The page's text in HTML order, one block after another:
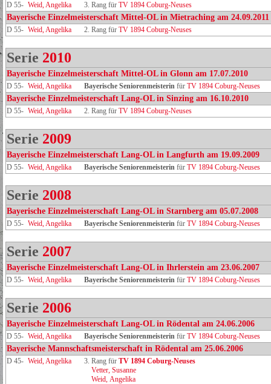
D 55- Weid, Angelika 3. Rang für TV 1894 Coburg-Neuses
Bayerische Einzelmeisterschaft Mittel-OL in Mietraching am 24.09.2011
D 55- Weid, Angelika 2. Rang für TV 1894 Coburg-Neuses
Serie 2010
Bayerische Einzelmeisterschaft Mittel-OL in Glonn am 17.07.2010
D 55- Weid, Angelika Bayerische Seniorenmeisterin für TV 1894 Coburg-Neuses
Bayerische Einzelmeisterschaft Lang-OL in Sinzing am 16.10.2010
D 55- Weid, Angelika 2. Rang für TV 1894 Coburg-Neuses
Serie 2009
Bayerische Einzelmeisterschaft Lang-OL in Langfurth am 19.09.2009
D 55- Weid, Angelika Bayerische Seniorenmeisterin für TV 1894 Coburg-Neuses
Serie 2008
Bayerische Einzelmeisterschaft Lang-OL in Starnberg am 05.07.2008
D 55- Weid, Angelika Bayerische Seniorenmeisterin für TV 1894 Coburg-Neuses
Serie 2007
Bayerische Einzelmeisterschaft Lang-OL in Ihrlerstein am 23.06.2007
D 55- Weid, Angelika Bayerische Seniorenmeisterin für TV 1894 Coburg-Neuses
Serie 2006
Bayerische Einzelmeisterschaft Lang-OL in Rödental am 24.06.2006
D 55- Weid, Angelika Bayerische Seniorenmeisterin für TV 1894 Coburg-Neuses
Bayerische Mannschaftsmeisterschaft in Rödental am 25.06.2006
D 45- Weid, Angelika 3. Rang für TV 1894 Coburg‑Neuses
Vetter, Susanne
Weid, Angelika